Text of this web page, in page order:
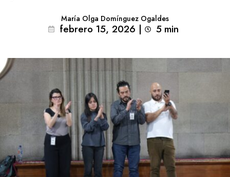
María Olga Domínguez Ogaldes
febrero 15, 2026 | 5 min